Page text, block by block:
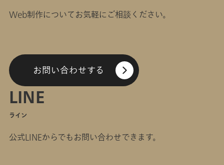
Web制作についてお気軽にご相談ください。
お問い合わせする
LINE
ライン
公式LINEからでもお問い合わせできます。